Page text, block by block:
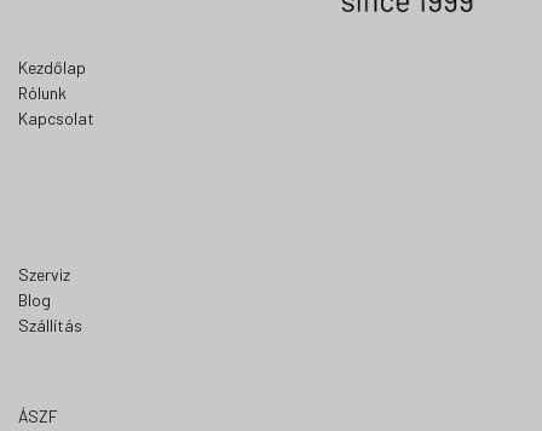
Kezdőlap
Rólunk
Kapcsolat
Szerviz
Blog
Szállítás
ÁSZF